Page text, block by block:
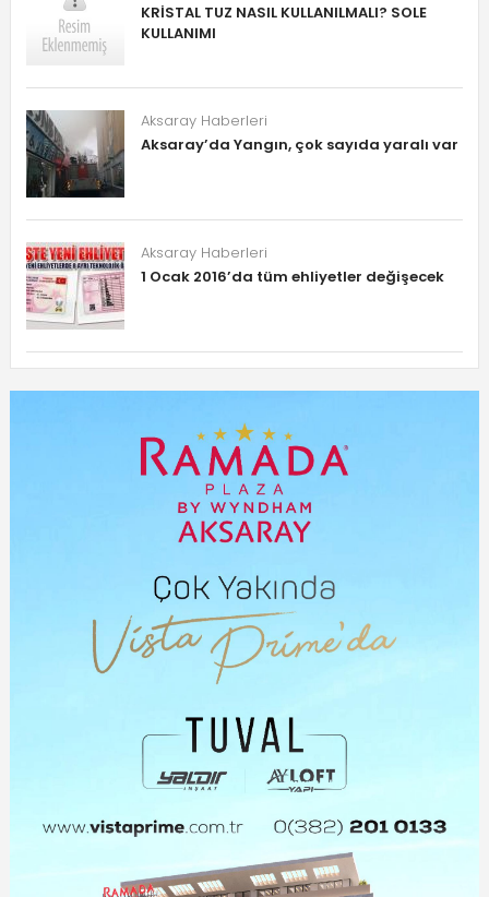
KRİSTAL TUZ NASIL KULLANILMALI? SOLE
KULLANIMI
Aksaray Haberleri
Aksaray’da Yangın, çok sayıda yaralı var
Aksaray Haberleri
1 Ocak 2016’da tüm ehliyetler değişecek